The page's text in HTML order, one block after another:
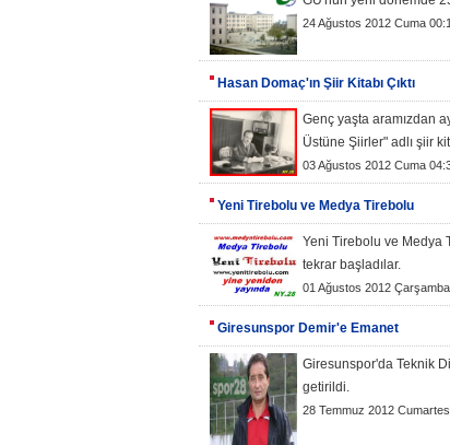
24 Ağustos 2012 Cuma
Hasan Domaç'ın Şiir Kitabı Çıktı
Genç yaşta aramızdan
Üstüne Şiirler" adlı şiir
03 Ağustos 2012 Cuma
Yeni Tirebolu ve Medya Tirebolu
Yeni Tirebolu ve Medya
tekrar başladılar.
01 Ağustos 2012
Giresunspor Demir'e Emanet
Giresunspor'da Teknik
getirildi.
28 Temmuz 2012